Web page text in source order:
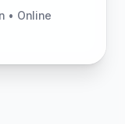
• Online